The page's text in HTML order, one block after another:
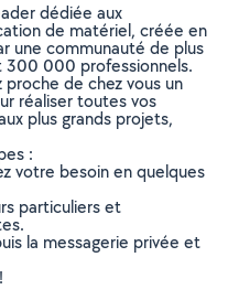
dédiée aux
de matériel, créée en
une communauté de plus
300 000 professionnels.
de chez vous un
réaliser toutes vos
plus grands projets,
:
votre besoin en quelques
particuliers et
la messagerie privée et